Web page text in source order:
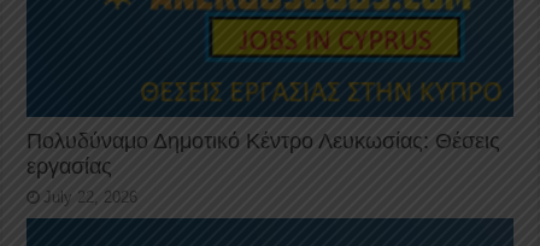
Πολυδύναμο Δημοτικό Κέντρο Λευκωσίας: Θέσεις
εργασίας
July 22, 2026